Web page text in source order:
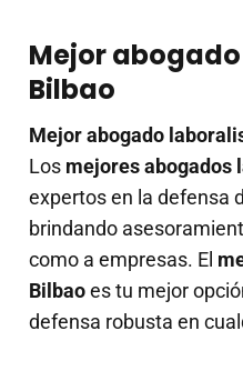
Mejor
Bilbao
Mejor abogado
Los mejores abogados
expertos en la defensa
brindando
como a empresas. El
Bilbaoes tu mejor
defensa robusta en